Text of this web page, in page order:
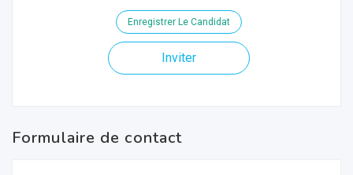
Enregistrer Le Candidat
Inviter
Formulaire de contact